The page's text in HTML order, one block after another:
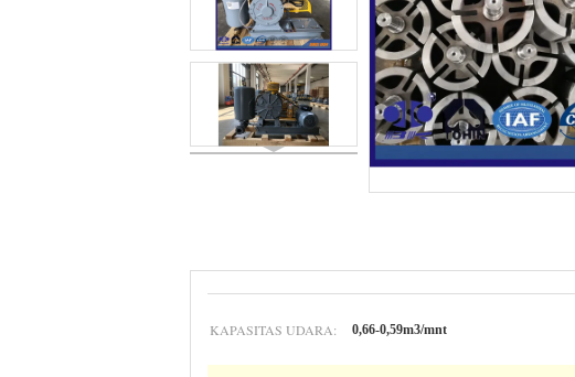
KAPASITAS UDARA: 0,66-0,59m3/mnt